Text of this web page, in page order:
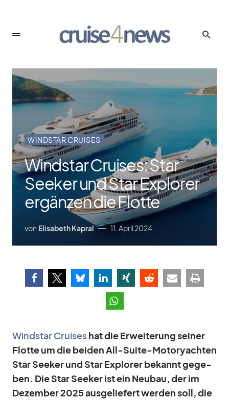
WINDSTAR CRUISES
Windstar Cruises: Star
Seeker und Star Explorer
ergänzen die Flotte
von Elisabeth Kapral 11. April 2024
Wind­star Crui­seshat die Er­wei­te­rung sei­ner
Flotte um die bei­den All-Suite-Mo­tor­yach­ten
Star See­ker und Star Ex­plo­rer be­kannt ge­ge­
ben. Die Star See­ker ist ein Neu­bau, der im
De­zem­ber 2025 aus­ge­lie­fert wer­den soll, die